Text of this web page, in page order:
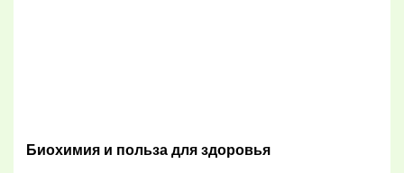
Биохимия и польза для здоровья